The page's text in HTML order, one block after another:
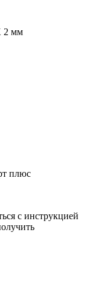
2 мм
плюс
с инструкцией